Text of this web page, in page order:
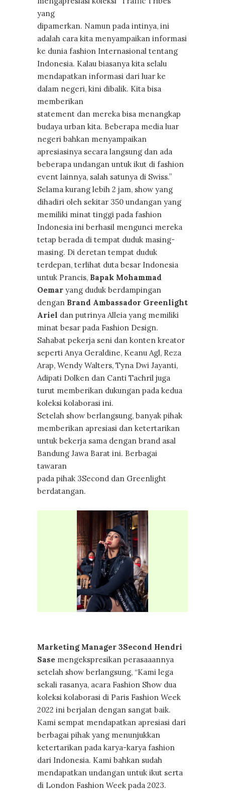
yang
dipamerkan. Namun pada intinya, ini
adalah cara kita menyampaikan informasi
ke dunia fashion Internasional tentang
Indonesia. Kalau biasanya kita selalu
mendapatkan informasi dari luar ke
dalam negeri, kini dibalik. Kita bisa
memberikan
statement dan mereka bisa menangkap
budaya urban kita. Beberapa media luar
negeri bahkan menyampaikan
apresiasinya secara langsung dan ada
beberapa undangan untuk ikut di fashion
event lainnya, salah satunya di Swiss.”
Selama kurang lebih 2 jam, show yang
dihadiri oleh sekitar 350 undangan yang
memiliki minat tinggi pada fashion
Indonesia ini berhasil mengunci mereka
tetap berada di tempat duduk masing-
masing. Di deretan tempat duduk
terdepan, terlihat duta besar Indonesia
untuk Prancis, Bapak Mohammad
Oemar yang duduk berdampingan
dengan Brand Ambassador Greenlight
Ariel dan putrinya Alleia yang memiliki
minat besar pada Fashion Design.
Sahabat pekerja seni dan konten kreator
seperti Anya Geraldine, Keanu Agl, Reza
Arap, Wendy Walters, Tyna Dwi Jayanti,
Adipati Dolken dan Canti Tachril juga
turut memberikan dukungan pada kedua
koleksi kolaborasi ini.
Setelah show berlangsung, banyak pihak
memberikan apresiasi dan ketertarikan
untuk bekerja sama dengan brand asal
Bandung Jawa Barat ini. Berbagai
tawaran
pada pihak 3Second dan Greenlight
berdatangan.
Marketing Manager 3Second Hendri
Sase mengekspresikan perasaaannya
setelah show berlangsung, “Kami lega
sekali rasanya, acara Fashion Show dua
koleksi kolaborasi di Paris Fashion Week
2022 ini berjalan dengan sangat baik.
Kami sempat mendapatkan apresiasi dari
berbagai pihak yang menunjukkan
ketertarikan pada karya-karya fashion
dari Indonesia. Kami bahkan sudah
mendapatkan undangan untuk ikut serta
di London Fashion Week pada 2023.